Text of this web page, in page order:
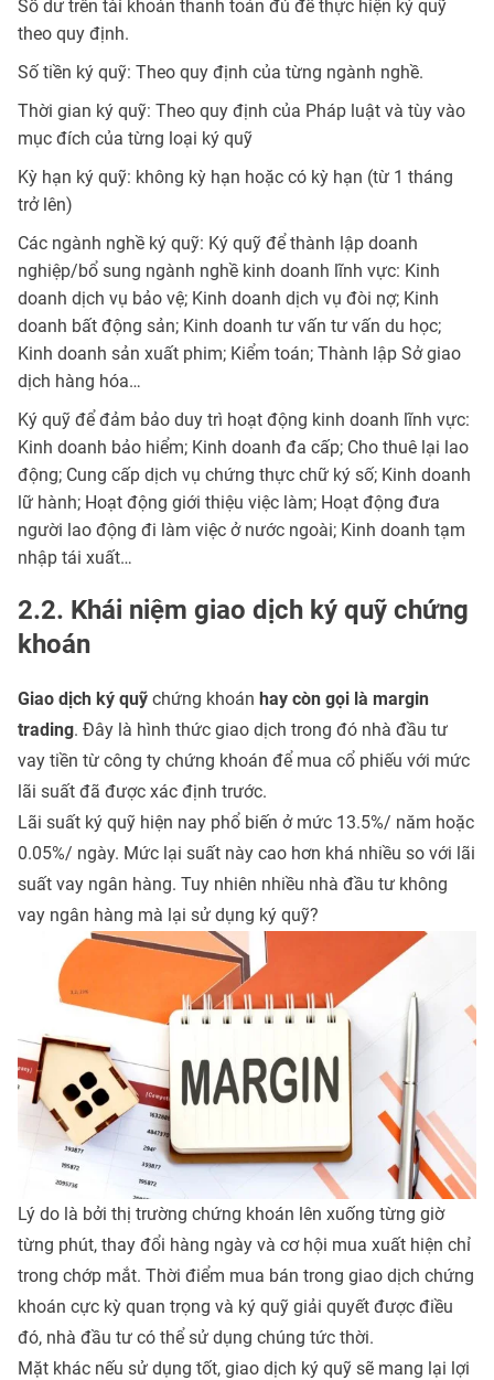
Số dư trên tài khoản thanh toán đủ để thực hiện ký quỹ
theo quy định.
Số tiền ký quỹ: Theo quy định của từng ngành nghề.
Thời gian ký quỹ: Theo quy định của Pháp luật và tùy vào
mục đích của từng loại ký quỹ
Kỳ hạn ký quỹ: không kỳ hạn hoặc có kỳ hạn (từ 1 tháng
trở lên)
Các ngành nghề ký quỹ: Ký quỹ để thành lập doanh
nghiệp/bổ sung ngành nghề kinh doanh lĩnh vực: Kinh
doanh dịch vụ bảo vệ; Kinh doanh dịch vụ đòi nợ; Kinh
doanh bất động sản; Kinh doanh tư vấn tư vấn du học;
Kinh doanh sản xuất phim; Kiểm toán; Thành lập Sở giao
dịch hàng hóa…
Ký quỹ để đảm bảo duy trì hoạt động kinh doanh lĩnh vực:
Kinh doanh bảo hiểm; Kinh doanh đa cấp; Cho thuê lại lao
động; Cung cấp dịch vụ chứng thực chữ ký số; Kinh doanh
lữ hành; Hoạt động giới thiệu việc làm; Hoạt động đưa
người lao động đi làm việc ở nước ngoài; Kinh doanh tạm
nhập tái xuất…
2.2. Khái niệm giao dịch ký quỹ chứng
khoán
Giao dịch ký quỹ chứng khoán hay còn gọi là margin
trading. Đây là hình thức giao dịch trong đó nhà đầu tư
vay tiền từ công ty chứng khoán để mua cổ phiếu với mức
lãi suất đã được xác định trước.
Lãi suất ký quỹ hiện nay phổ biến ở mức 13.5%/ năm hoặc
0.05%/ ngày. Mức lại suất này cao hơn khá nhiều so với lãi
suất vay ngân hàng. Tuy nhiên nhiều nhà đầu tư không
vay ngân hàng mà lại sử dụng ký quỹ?
Lý do là bởi thị trường chứng khoán lên xuống từng giờ
từng phút, thay đổi hàng ngày và cơ hội mua xuất hiện chỉ
trong chớp mắt. Thời điểm mua bán trong giao dịch chứng
khoán cực kỳ quan trọng và ký quỹ giải quyết được điều
đó, nhà đầu tư có thể sử dụng chúng tức thời.
Mặt khác nếu sử dụng tốt, giao dịch ký quỹ sẽ mang lại lợi